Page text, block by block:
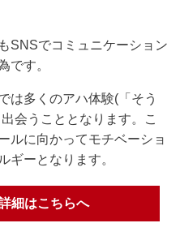
SNSでコミュニケーション
です。
は多くのアハ体験(「そう
会うこととなります。こ
ルに向かってモチベーショ
ギーとなります。
細はこちらへ